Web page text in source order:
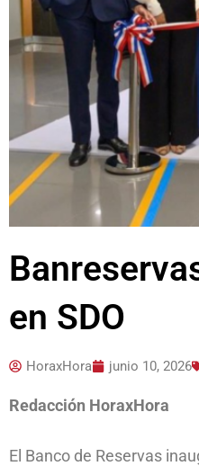
en SDO
HoraxHora junio 10, 2026
Redacción HoraxHora
El Banco de Reservas